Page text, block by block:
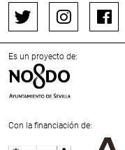
Es un proyecto de:
Con la financiación de: